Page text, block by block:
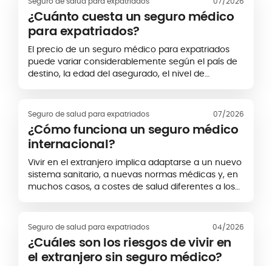
¿Cuánto cuesta un seguro médico
para expatriados?
El precio de un seguro médico para expatriados
puede variar considerablemente según el país de
destino, la edad del asegurado, el nivel de
todos los perfiles.
Seguro de salud para expatriados 07/2026
¿Cómo funciona un seguro médico
internacional?
Vivir en el extranjero implica adaptarse a un nuevo
sistema sanitario, a nuevas normas médicas y, en
muchos casos, a costes de salud diferentes a los
acceder a atención médica de calidad en el país
donde resides, y también en otros destinos si viajas
o te desplazas con frecuencia.
Seguro de salud para expatriados 04/2026
¿Cuáles son los riesgos de vivir en
el extranjero sin seguro médico?